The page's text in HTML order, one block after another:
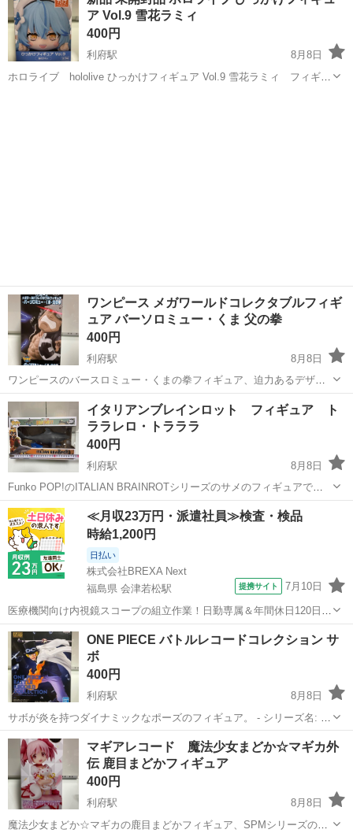
ブランド: ...
ア Vol.9 雪花ラミィ
400円
利府駅
8月8日
ホロライブ hololive ひっかけフィギュア Vol.9 雪花ラミィ フィギュ
ワンピース メガワールドコレクタブルフィギ
ュア バーソロミュー・くま 父の拳
400円
利府駅
8月8日
ワンピースのバースロミュー・くまの拳フィギュア、迫力あるデザイ
ン。 - ブランド: バンダイ - モデル名: バースロミュー・くまの拳 - シ
リーズ: ワンピースメガワールドコレクタブルフィギュア - キャラク
タ...
宮城 宮城郡 利府駅 フィギュア くま
イタリアンブレインロット フィギュア ト
ララレロ・トラララ
400円
利府駅
8月8日
Funko POP!のITALIAN BRAINROTシリーズのサメのフィギュアで
す。パッケージには「VINYL FIGURE」と記載されており、コレクシ
ョンアイテムとしておすすめです。 【ブランド】Funko POP...
宮城 宮城郡 利府駅 フィギュア サメ
≪月収23万円・派遣社員≫検査・検品
時給1,200円
日払い
株式会社BREXA Next
福島県 会津若松駅
提携サイト 7月10日
医療機関向け内視鏡スコープの組立作業！日勤専属＆年間休日120日
★◎20代～40代の男女活躍中！送迎あり！マイカー通勤OK◎無料駐車
場あり★日払いあり◎空調完備で快適作業！《福島県会津若松市》 人
気の工場のお仕事 ◇医療機...
福島 会津若松市 会津若松駅
ONE PIECE バトルレコードコレクション サ
ボ
400円
利府駅
8月8日
サボが炎を持つダイナミックなポーズのフィギュア。 - シリーズ名: バ
トルレコードコレクション - キャラクター名: サボ - ブランド: バンダ
イ - モデル: サボ - デザイン特徴: 炎を持つポーズ
宮城 宮城郡 利府駅 フィギュア ONE PIECE
マギアレコード 魔法少女まどか☆マギカ外
伝 鹿目まどかフィギュア
400円
利府駅
8月8日
魔法少女まどか☆マギカの鹿目まどかフィギュア、SPMシリーズの美